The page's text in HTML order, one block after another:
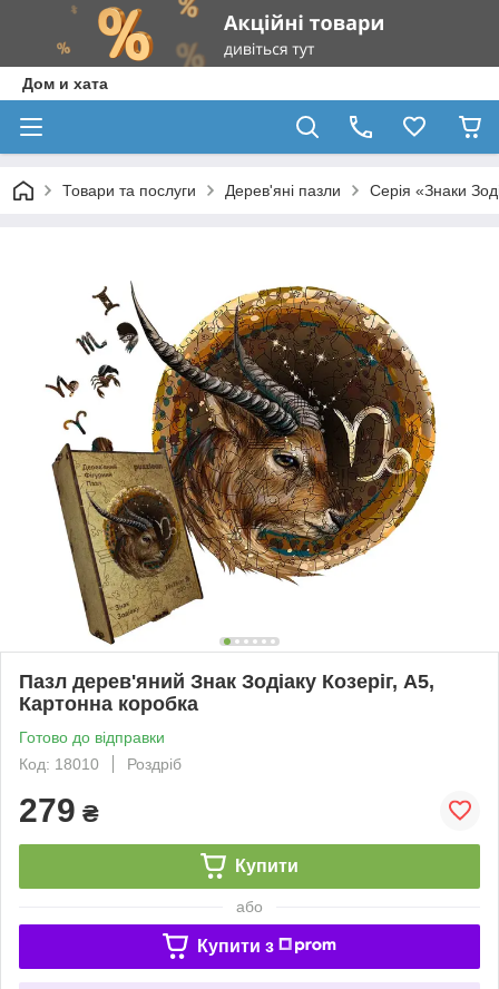
Дом и хата
Товари та послуги Дерев'яні пазли Серія «Знаки
Пазл дерев'яний Знак Зодіаку Козеріг, А5,
Картонна коробка
Готово до відправки
Код: 18010
Роздріб
279 ₴
Купити
або
Купити з